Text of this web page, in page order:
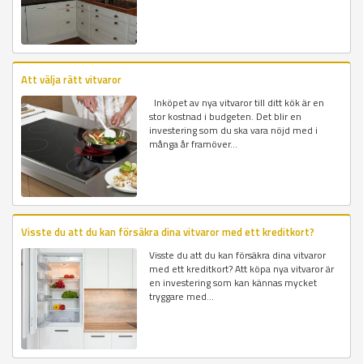
Att välja rätt vitvaror
Inköpet av nya vitvaror till ditt kök är en
stor kostnad i budgeten. Det blir en
investering som du ska vara nöjd med i
många år framöver...
Visste du att du kan försäkra dina vitvaror med ett kreditkort?
Visste du att du kan försäkra dina vitvaror
med ett kreditkort? Att köpa nya vitvaror är
en investering som kan kännas mycket
tryggare med...